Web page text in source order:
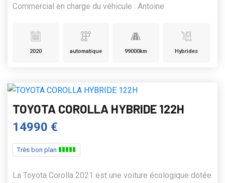
Commercial en charge du véhicule : Antoine
2020 automatique 99000km Hybrides
TOYOTA COROLLA HYBRIDE 122H
14990 €
Très bon plan
La Toyota Corolla 2021 est une voiture écologique dotée